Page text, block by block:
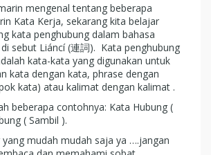
mengenal tentang beberapa
Kata Kerja, sekarang kita belajar
kata penghubung dalam bahasa
sebut Liáncí (連詞). Kata penghubung
kata-kata yang digunakan untuk
kata dengan kata, phrase dengan
kata) atau kalimat dengan kalimat .
beberapa contohnya: Kata Hubung (
( Sambil ).
yang mudah mudah saja ya ….jangan